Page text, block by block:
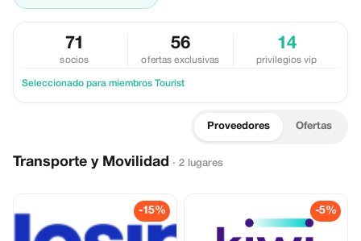
71
socios
56
ofertas exclusivas
14
privilegios vip
Seleccionado para miembros Tourist
Proveedores Ofertas
Transporte y Movilidad · 2 lugares
-15% -5%